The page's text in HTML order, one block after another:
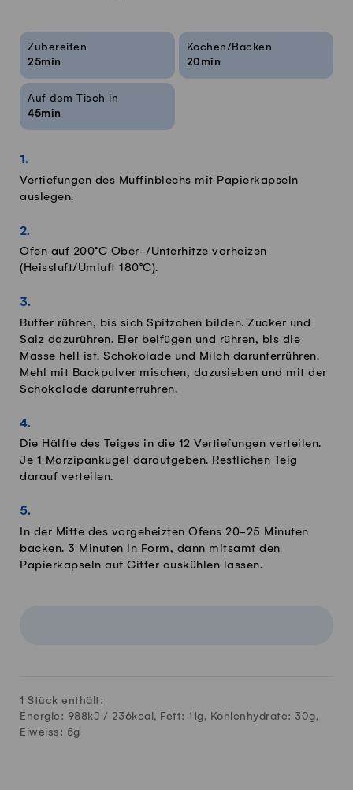
Rezeptinfos
Zubereiten
25min
Kochen/Backen
20min
Auf dem Tisch in
45min
Vertiefungen des Muffinblechs mit Papierkapseln
auslegen.
Ofen auf 200°C Ober-/Unterhitze vorheizen
(Heissluft/Umluft 180°C).
Butter rühren, bis sich Spitzchen bilden. Zucker und
Salz dazurühren. Eier beifügen und rühren, bis die
Masse hell ist. Schokolade und Milch darunterrühren.
Mehl mit Backpulver mischen, dazusieben und mit der
Schokolade darunterrühren.
Die Hälfte des Teiges in die 12 Vertiefungen verteilen.
Je 1 Marzipankugel daraufgeben. Restlichen Teig
darauf verteilen.
In der Mitte des vorgeheizten Ofens 20-25 Minuten
backen. 3 Minuten in Form, dann mitsamt den
Papierkapseln auf Gitter auskühlen lassen.
1 Stück enthält:
Energie: 988kJ / 236kcal, Fett: 11g, Kohlenhydrate: 30g,
Eiweiss: 5g